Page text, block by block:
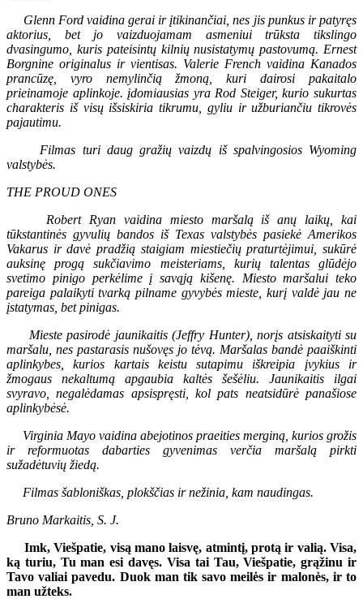
Glenn Ford vaidina gerai ir įtikinančiai, nes jis punkus ir patyręs
aktorius, bet jo vaizduojamam asmeniui trūksta tikslingo
dvasingumo, kuris pateisintų kilnių nusistatymų pastovumą. Ernest
Borgnine originalus ir vientisas. Valerie French vaidina Kanados
prancūzę, vyro nemylinčią žmoną, kuri dairosi pakaitalo
prieinamoje aplinkoje. įdomiausias yra Rod Steiger, kurio sukurtas
charakteris iš visų išsiskiria tikrumu, gyliu ir užburiančiu tikrovės
pajautimu.
Filmas turi daug gražių vaizdų iš spalvingosios Wyoming
valstybės.
THE PROUD ONES
Robert Ryan vaidina miesto maršalą iš anų laikų, kai
tūkstantinės gyvulių bandos iš Texas valstybės pasiekė Amerikos
Vakarus ir davė pradžią staigiam miestiečių praturtėjimui, sukūrė
auksinę progą sukčiavimo meisteriams, kurių talentas glūdėjo
svetimo pinigo perkėlime į savąją kišenę. Miesto maršalui teko
pareiga palaikyti tvarką pilname gyvybės mieste, kurį valdė jau ne
įstatymas, bet pinigas.
Mieste pasirodė jaunikaitis (Jeffry Hunter), norįs atsiskaityti su
maršalu, nes pastarasis nušovęs jo tėvą. Maršalas bandė paaiškinti
aplinkybes, kurios kartais keistu sutapimu iškreipia įvykius ir
žmogaus nekaltumą apgaubia kaltės šešėliu. Jaunikaitis ilgai
svyravo, negalėdamas apsispręsti, kol pats neatsidūrė panašiose
aplinkybėsė.
Virginia Mayo vaidina abejotinos praeities merginą, kurios grožis
ir reformuotas dabarties gyvenimas verčia maršalą pirkti
sužadėtuvių žiedą.
Filmas šabloniškas, plokščias ir nežinia, kam naudingas.
Bruno Markaitis, S. J.
Imk, Viešpatie, visą mano laisvę, atmintį, protą ir valią. Visa,
ką turiu, Tu man esi davęs. Visa tai Tau, Viešpatie, grąžinu ir
Tavo valiai pavedu. Duok man tik savo meilės ir malonės, ir to
man užteks.